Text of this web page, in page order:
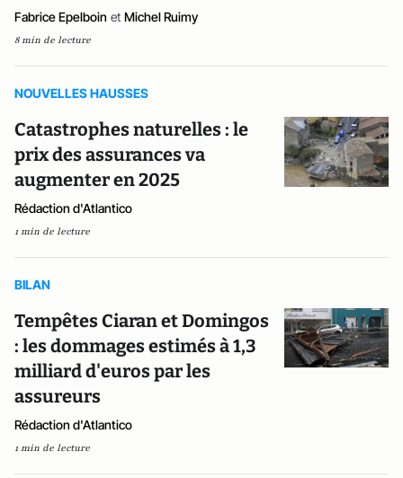
Fabrice Epelboin et Michel Ruimy
8 min de lecture
NOUVELLES HAUSSES
Catastrophes naturelles : le
prix des assurances va
augmenter en 2025
Rédaction d'Atlantico
1 min de lecture
BILAN
Tempêtes Ciaran et Domingos
: les dommages estimés à 1,3
milliard d'euros par les
assureurs
Rédaction d'Atlantico
1 min de lecture